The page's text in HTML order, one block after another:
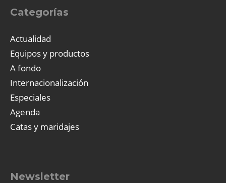
Categorías
Actualidad
Equipos y productos
A fondo
Internacionalización
Especiales
Agenda
Catas y maridajes
Newsletter